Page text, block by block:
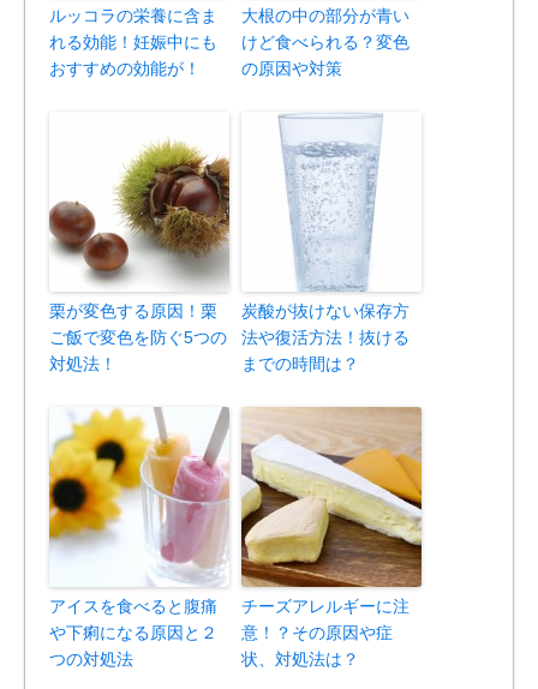
ルッコラの栄養に含ま
れる効能！妊娠中にも
おすすめの効能が！
大根の中の部分が青い
けど食べられる？変色
の原因や対策
栗が変色する原因！栗
ご飯で変色を防ぐ5つの
対処法！
炭酸が抜けない保存方
法や復活方法！抜ける
までの時間は？
アイスを食べると腹痛
や下痢になる原因と２
つの対処法
チーズアレルギーに注
意！？その原因や症
状、対処法は？